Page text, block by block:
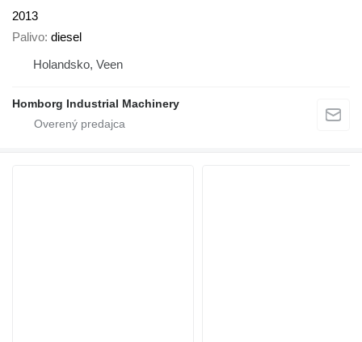
2013
Palivo diesel
Holandsko, Veen
Homborg Industrial Machinery